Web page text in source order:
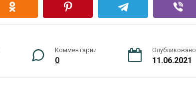
Комментарии
0
Опубликовано
11.06.2021